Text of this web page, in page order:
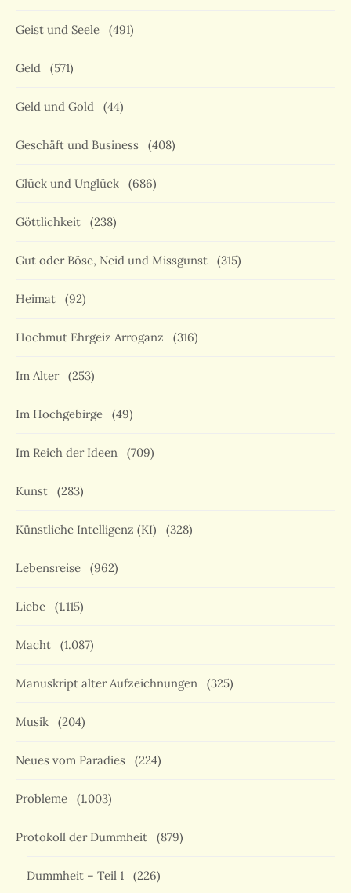
Geist und Seele (491)
Geld (571)
Geld und Gold (44)
Geschäft und Business (408)
Glück und Unglück (686)
Göttlichkeit (238)
Gut oder Böse, Neid und Missgunst (315)
Heimat (92)
Hochmut Ehrgeiz Arroganz (316)
Im Alter (253)
Im Hochgebirge (49)
Im Reich der Ideen (709)
Kunst (283)
Künstliche Intelligenz (KI) (328)
Lebensreise (962)
Liebe (1.115)
Macht (1.087)
Manuskript alter Aufzeichnungen (325)
Musik (204)
Neues vom Paradies (224)
Probleme (1.003)
Protokoll der Dummheit (879)
Dummheit – Teil 1 (226)